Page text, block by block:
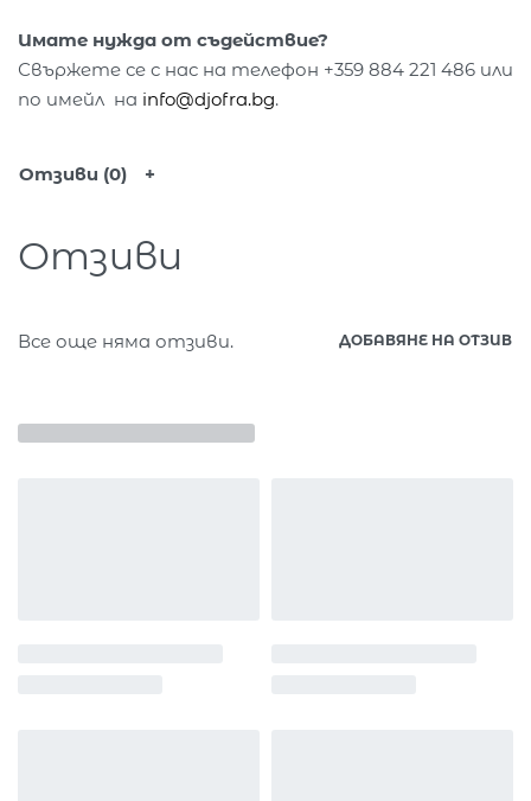
Имате нужда от съдействие?
Свържете се с нас на телефон +359 884 221 486 или
по имейл на info@djofra.bg.
Отзиви (0)
Отзиви
Все още няма отзиви. ДОБАВЯНЕ НА ОТЗИВ